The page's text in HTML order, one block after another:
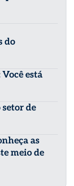
do
está
setor de
as
meio de